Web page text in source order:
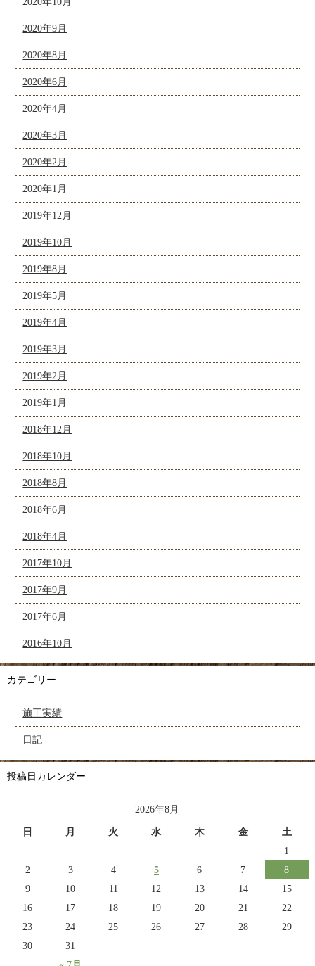
2020年9月
2020年8月
2020年6月
2020年4月
2020年3月
2020年2月
2020年1月
2019年12月
2019年10月
2019年8月
2019年5月
2019年4月
2019年3月
2019年2月
2019年1月
2018年12月
2018年10月
2018年8月
2018年6月
2018年4月
2017年10月
2017年9月
2017年6月
2016年10月
カテゴリー
施工実績
日記
投稿日カレンダー
2026年8月
日 月 火 水 木 金 土
1
2
3 4 5 6 7
8
9
10 11 12 13 14
15
16
17 18 19 20 21
22
23
24 25 26 27 28
29
30
31